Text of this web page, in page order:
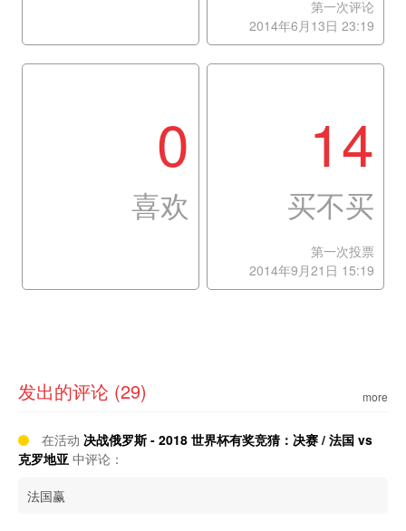
第一次评论
2014年6月13日 23:19
0
喜欢
14
买不买
第一次投票
2014年9月21日 15:19
发出的评论 (29) more
在活动 决战俄罗斯 - 2018 世界杯有奖竞猜：决赛 / 法国 vs
克罗地亚 中评论：
法国赢